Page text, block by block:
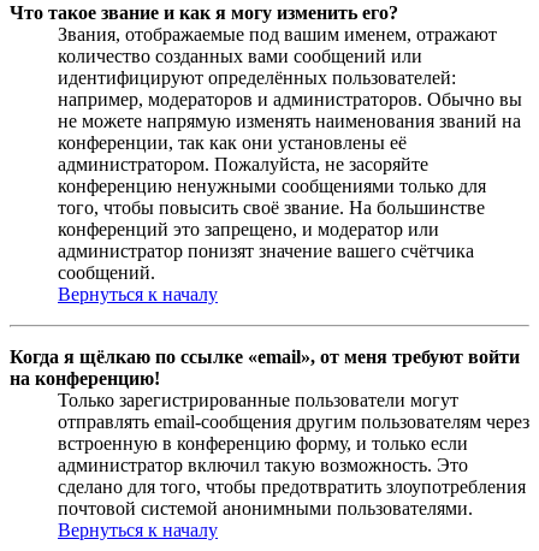
Что такое звание и как я могу изменить его?
Звания, отображаемые под вашим именем, отражают
количество созданных вами сообщений или
идентифицируют определённых пользователей:
например, модераторов и администраторов. Обычно вы
не можете напрямую изменять наименования званий на
конференции, так как они установлены её
администратором. Пожалуйста, не засоряйте
конференцию ненужными сообщениями только для
того, чтобы повысить своё звание. На большинстве
конференций это запрещено, и модератор или
администратор понизят значение вашего счётчика
сообщений.
Вернуться к началу
Когда я щёлкаю по ссылке «email», от меня требуют войти
на конференцию!
Только зарегистрированные пользователи могут
отправлять email-сообщения другим пользователям через
встроенную в конференцию форму, и только если
администратор включил такую возможность. Это
сделано для того, чтобы предотвратить злоупотребления
почтовой системой анонимными пользователями.
Вернуться к началу